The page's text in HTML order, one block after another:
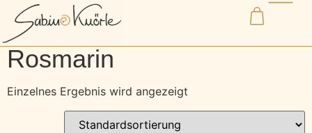
Start/ Produkte verschlagwortet mit „Rosmarin“
Rosmarin
Einzelnes Ergebnis wird angezeigt